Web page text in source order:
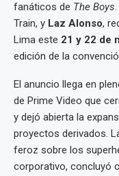
fanáticos de The Boys.
Train, y Laz Alonso,
Lima este 21 y 22 de
edición de la
El anuncio llega en
de Prime Video que
y dejó abierta la
proyectos derivados.
feroz sobre los
corporativo, concluyó